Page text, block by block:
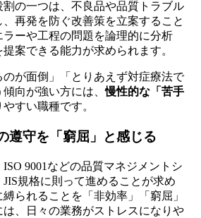
の一つは、不良品や品質トラブル
再発を防ぐ改善策を立案すること
ーや工程の問題を論理的に分析
案できる能力が求められます。
のが面倒」「とりあえず対症療法で
向が強い方には、慢性的な「苦手
すい職種です。
遵守を「窮屈」と感じる
9001などの品質マネジメントシ
規格に則って進めることが求め
られることを「非効率」「窮屈」
は、日々の業務がストレスになりや